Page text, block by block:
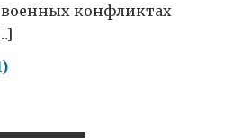
конфликтах